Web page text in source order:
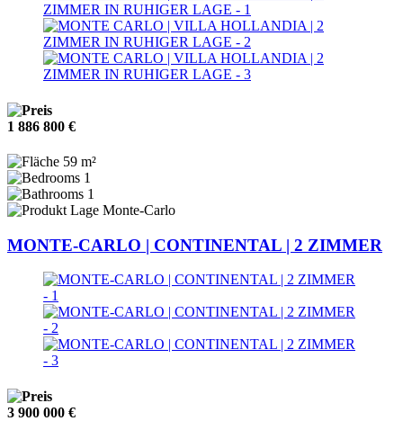
1 886 800 €
59 m²
1
1
Monte-Carlo
MONTE-CARLO | CONTINENTAL | 2 ZIMMER
3 900 000 €